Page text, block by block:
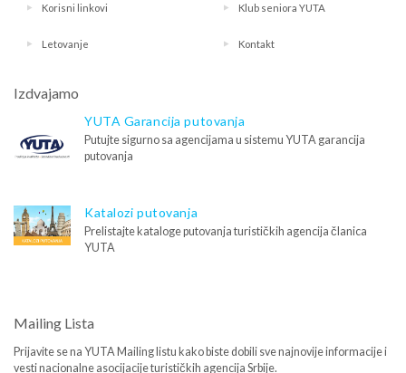
Korisni linkovi Klub seniora YUTA
Letovanje Kontakt
Izdvajamo
YUTA Garancija putovanja
Putujte sigurno sa agencijama u sistemu YUTA garancija
putovanja
Katalozi putovanja
Prelistajte kataloge putovanja turističkih agencija članica
YUTA
Mailing Lista
Prijavite se na YUTA Mailing listu kako biste dobili sve najnovije informacije i
vesti nacionalne asocijacije turističkih agencija Srbije.